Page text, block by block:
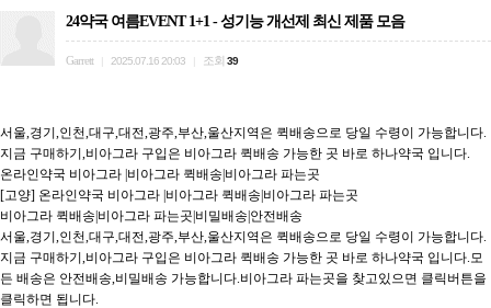
24약국 여름EVENT 1+1 - 성기능 개선제 최신 제품 모음
Garrett 2025.07.16 20:03 조회 39
서울,경기,인천,대구,대전,광주,부산,울산지역은 퀵배송으로 당일 수령이 가능합니다.
지금 구매하기,비아그라 구입은 비아그라 퀵배송 가능한 곳 바로 하나약국 입니다.
온라인약국 비아그라 |비아그라 퀵배송|비아그라 파는곳
[고양] 온라인약국 비아그라 |비아그라 퀵배송|비아그라 파는곳
비아그라 퀵배송|비아그라 파는곳|비밀배송|안전배송
서울,경기,인천,대구,대전,광주,부산,울산지역은 퀵배송으로 당일 수령이 가능합니다.
지금 구매하기,비아그라 구입은 비아그라 퀵배송 가능한 곳 바로 하나약국 입니다.모
든 배송은 안전배송,비밀배송 가능합니다.비아그라 파는곳을 찾고있으면 클릭버튼을
클릭하면 됩니다.